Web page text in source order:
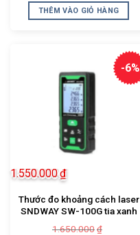
là:
600.000₫.
tại
là:
THÊM VÀO GIỎ HÀNG
-6%
Thước đo khoảng cách laser
SNDWAY SW-100G tia xanh
1.650.000 ₫
1.550.000₫